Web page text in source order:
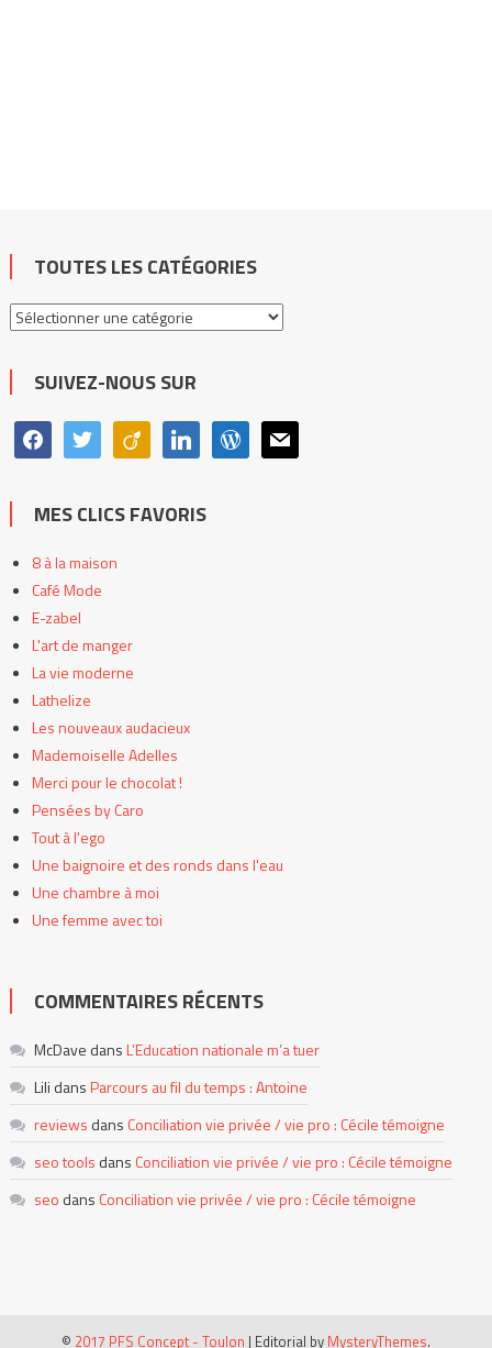
TOUTES LES CATÉGORIES
Toutes
catégories
SUIVEZ-NOUS SUR
facebooktwitter viadeo linkedin wordpress
mail
MES CLICS FAVORIS
8 à la maison
Café Mode
E-zabel
L'art de manger
La vie moderne
Lathelize
Les nouveaux audacieux
Mademoiselle Adelles
Merci pour le chocolat !
Pensées by Caro
Tout à l'ego
Une baignoire et des ronds dans l'eau
Une chambre à moi
Une femme avec toi
COMMENTAIRES RÉCENTS
McDave dansL’Education nationale m’a tuer
Lili dansParcours au fil du temps : Antoine
reviews dans Conciliation vie privée / vie pro : Cécile témoigne
seo tools dans Conciliation vie privée / vie pro : Cécile témoigne
seo dans Conciliation vie privée / vie pro : Cécile témoigne
© 2017 PFS Concept - Toulon | Editorial by MysteryThemes.